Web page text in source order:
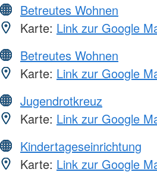
Betreutes Wohnen
Karte: Link zur Google
Betreutes Wohnen
Karte: Link zur Google
Jugendrotkreuz
Karte: Link zur Google
Kindertageseinrichtung
Karte: Link zur Google